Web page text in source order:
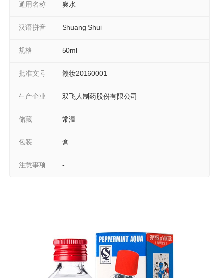
通用名称 爽水
汉语拼音 Shuang Shui
规格 50ml
批准文号 赣妆20160001
生产企业 双飞人制药股份有限公司
储藏 常温
包装 盒
注意事项 -